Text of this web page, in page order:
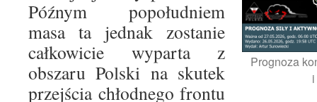
Prognoza
Późnym popołudniem
masa ta jednak zostanie
całkowicie wyparta z
obszaru Polski na skutek
przejścia chłodnego frontu